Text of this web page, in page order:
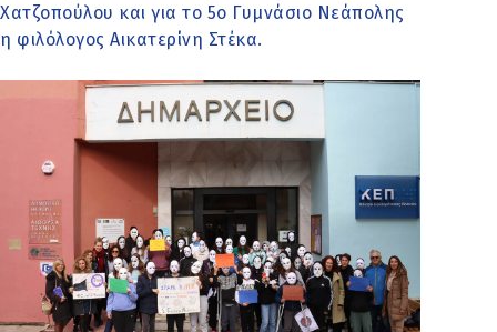
Χατζοπούλου και για το 5ο Γυμνάσιο Νεάπολης
η φιλόλογος Αικατερίνη Στέκα.